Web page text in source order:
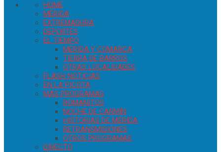
HOME
MÉRIDA
EXTREMADURA
DEPORTES
EL TIEMPO
MÉRIDA Y COMARCA
TIERRA DE BARROS
OTRAS LOCALIDADES
FLASH NOTICIAS
EN LA PICOTA
MÁS PROGRAMAS
ROMANITOS
NOCHE DE CARMÍN
HISTORIAS DE MÉRIDA
RETRANSMISIONES
OTROS PROGRAMAS
DIRECTO